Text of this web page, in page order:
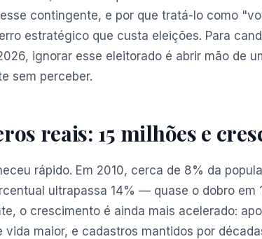
contingente, e por que tratá-lo como
estratégico que custa eleições. Para
ignorar esse eleitorado é abrir mão de
sem perceber.
reais: 15 milhões e
rápido. Em 2010, cerca de 8% da
ultrapassa 14% — quase o dobro em
o crescimento é ainda mais acelerado:
vida maior, e cadastros mantidos por